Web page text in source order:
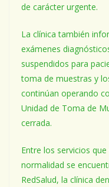
de carácter urgente.
La clínica también
exámenes
suspendidos para
toma de muestras y
continúan operando
Unidad de Toma de
cerrada.
Entre los servicios
normalidad se
RedSalud, la clínica